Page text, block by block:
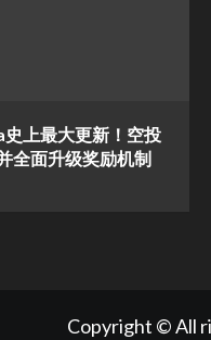
上最大更新！空投
全面升级奖励机制
Copyright © All